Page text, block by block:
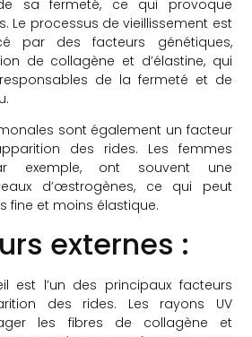
sa fermeté, ce qui provoque
Le processus de vieillissement est
par des facteurs génétiques,
de collagène et d’élastine, qui
de la fermeté et de
sont également un facteur
des rides. Les femmes
exemple, ont souvent une
d’œstrogènes, ce qui peut
fine et moins élastique.
externes :
est l’un des principaux facteurs
des rides. Les rayons UV
les fibres de collagène et